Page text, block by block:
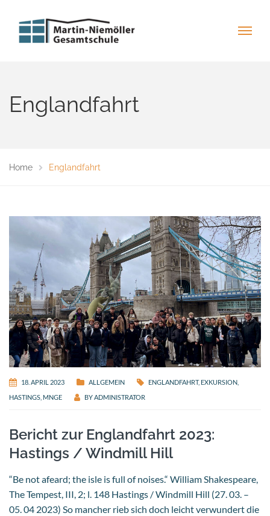
Englandfahrt
Home Englandfahrt
18. APRIL 2023 ALLGEMEIN ENGLANDFAHRT, EXKURSION
HASTINGS MNGE BYADMINISTRATOR
Bericht zur Englandfahrt 2023:
Hastings / Windmill Hill
“Be not afeard; the isle is full of noises.“ William Shakespeare,
The Tempest, III, 2; l. 148 Hastings / Windmill Hill (27. 03. –
05. 04 2023) So mancher rieb sich doch leicht verwundert die